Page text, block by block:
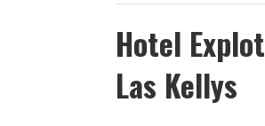
Hotel
Las Kellys